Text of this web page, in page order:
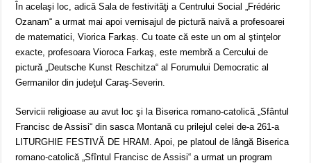
În acelaşi loc, adică Sala de festivităţi a Centrului Social „Frédéric
Ozanam“ a urmat mai apoi vernisajul de pictură naivă a profesoarei
de matematici, Viorica Farkaș. Cu toate că este un om al ştinţelor
exacte, profesoara Vioroca Farkaş, este membră a Cercului de
pictură „Deutsche Kunst Reschitza“ al Forumului Democratic al
Germanilor din judeţul Caraş-Severin.
Servicii religioase au avut loc şi la Biserica romano-catolică „Sfântul
Francisc de Assisi“ din sasca Montană cu prilejul celei de-a 261-a
LITURGHIE FESTIVĂ DE HRAM. Apoi, pe platoul de lângă Biserica
romano-catolică „Sfîntul Francisc de Assisi“ a urmat un program